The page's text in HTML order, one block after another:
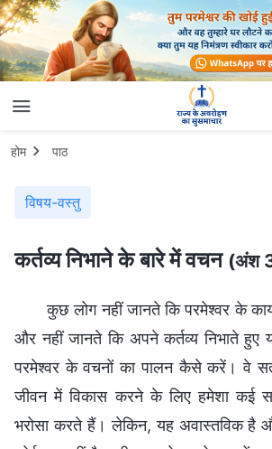
होम पाठ
विषय-वस्तु
कर्तव्य निभाने के बारे में वचन (अंश
कुछ लोग नहीं जानते कि परमेश्वर के
और नहीं जानते कि अपने कर्तव्य निभाते हुए
परमेश्वर के वचनों का पालन कैसे करें। वे
जीवन में विकास करने के लिए हमेशा कई
भरोसा करते हैं। लेकिन, यह अवास्तविक है